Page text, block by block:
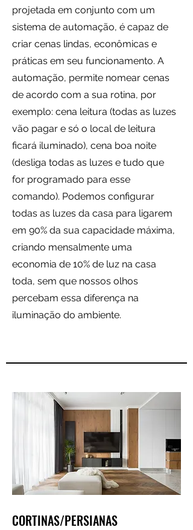
projetada em conjunto com um
sistema de automação, é capaz de
criar cenas lindas, econômicas e
práticas em seu funcionamento. A
automação, permite nomear cenas
de acordo com a sua rotina, por
exemplo: cena leitura (todas as luzes
vão pagar e só o local de leitura
ficará iluminado), cena boa noite
(desliga todas as luzes e tudo que
for programado para esse
comando). Podemos configurar
todas as luzes da casa para ligarem
em 90% da sua capacidade máxima,
criando mensalmente uma
economia de 10% de luz na casa
toda, sem que nossos olhos
percebam essa diferença na
iluminação do ambiente.
CORTINAS/PERSIANAS